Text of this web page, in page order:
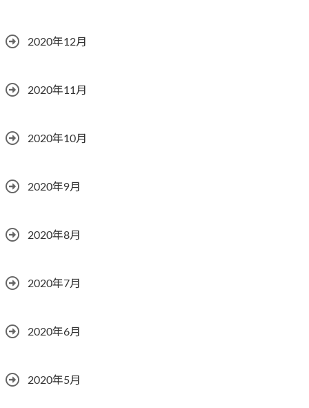
2020年12月
2020年11月
2020年10月
2020年9月
2020年8月
2020年7月
2020年6月
2020年5月